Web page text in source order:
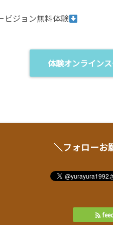
ビジョン無料体験
体験オンライン
＼フォローお